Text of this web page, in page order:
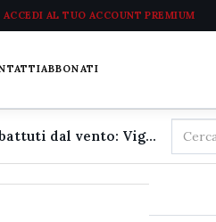
ACCEDI AL TUO ACCOUNT PREMIUM
ABBONATI
Tromba d'aria nella valle del Volturno, decine di alberi abbattuti dal vento: Vigili del fuoco ripristinano lo stato dei luoghi
Cerca
nel